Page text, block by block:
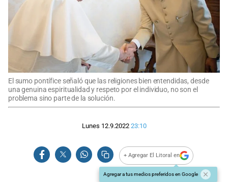
El sumo pontífice señaló que las religiones bien entendidas, desde
una genuina espiritualidad y respeto por el individuo, no son el
problema sino parte de la solución.
Lunes 12.9.2022 23:10
+ Agregar El Litoral en
Agregar a tus medios preferidos en Google